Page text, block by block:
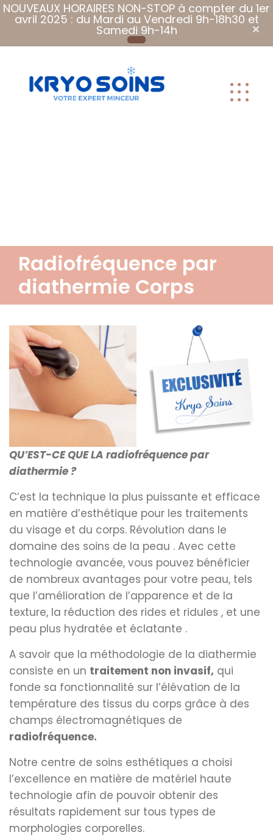
NOUVEAUX HORAIRES NON-STOP à compter du 1er
avril 2025 : du Mardi au Vendredi 9h-18h30 et
Samedi 9h-14h
Radiofréquence par
diathermie Corps
QU’EST-CE QUE LA radiofréquence par
diathermie ?
C’est la technique la plus puissante et efficace
en matière d’esthétique pour les traitements
du visage et du corps. Révolution dans le
domaine des soins de la peau . Avec cette
technologie avancée, vous pouvez bénéficier
de nombreux avantages pour votre peau, tels
que l’amélioration de l’apparence et de la
texture, la réduction des rides et ridules , et une
peau plus hydratée et éclatante .
A savoir que la méthodologie de la diathermie
consiste en un traitement non invasif, qui
fonde sa fonctionnalité sur l’élévation de la
température des tissus du corps grâce à des
champs électromagnétiques de
radiofréquence.
Notre centre de soins esthétiques a choisi
l’excellence en matière de matériel haute
technologie afin de pouvoir obtenir des
résultats rapidement sur tous types de
morphologies corporelles.